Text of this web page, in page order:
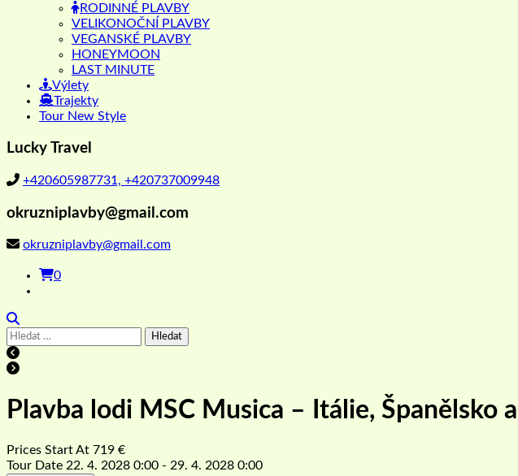
RODINNÉ PLAVBY
VELIKONOČNÍ PLAVBY
VEGANSKÉ PLAVBY
HONEYMOON
LAST MINUTE
Výlety
Trajekty
Tour New Style
Lucky Travel
+420605987731, +420737009948
okruzniplavby@gmail.com
okruzniplavby@gmail.com
0
Vyhledávání
Plavba lodi MSC Musica – Itálie, Španělsko
Prices Start At 719 €
Tour Date 22. 4. 2028 0:00 - 29. 4. 2028 0:00